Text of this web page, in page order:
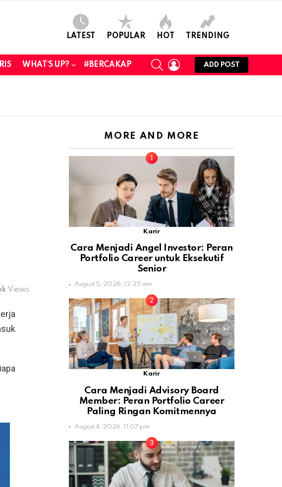
LATEST POPULAR HOT TRENDING
WHAT’S UP? #BERCAKAP
SEARCHLOGIN
ADD POST
Views
MORE AND MORE
Karir
Cara Menjadi Angel Investor: Peran
Portfolio Career untuk Eksekutif
Senior
August 5, 2026, 12:35 am
Karir
Cara Menjadi Advisory Board
Member: Peran Portfolio Career
Paling Ringan Komitmennya
August 4, 2026, 11:07 pm